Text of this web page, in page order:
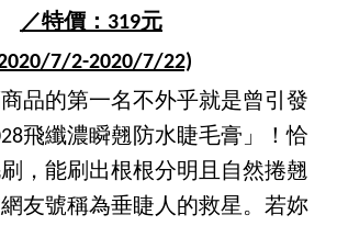
／特價：319元
7/2-2020/7/22)
品的第一名不外乎就是曾引發
飛纖濃瞬翹防水睫毛膏」！恰
，能刷出根根分明且自然捲翹
友號稱為垂睫人的救星。若妳